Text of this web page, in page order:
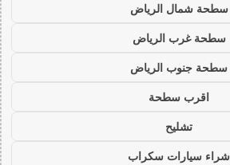
سطحة شمال الرياض
سطحة غرب الرياض
سطحة جنوب الرياض
اقرب سطحة
تشليح
شراء سيارات سكراب